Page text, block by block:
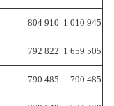
804 910 1 010 945
792 822 1 659 505
790 485 790 485